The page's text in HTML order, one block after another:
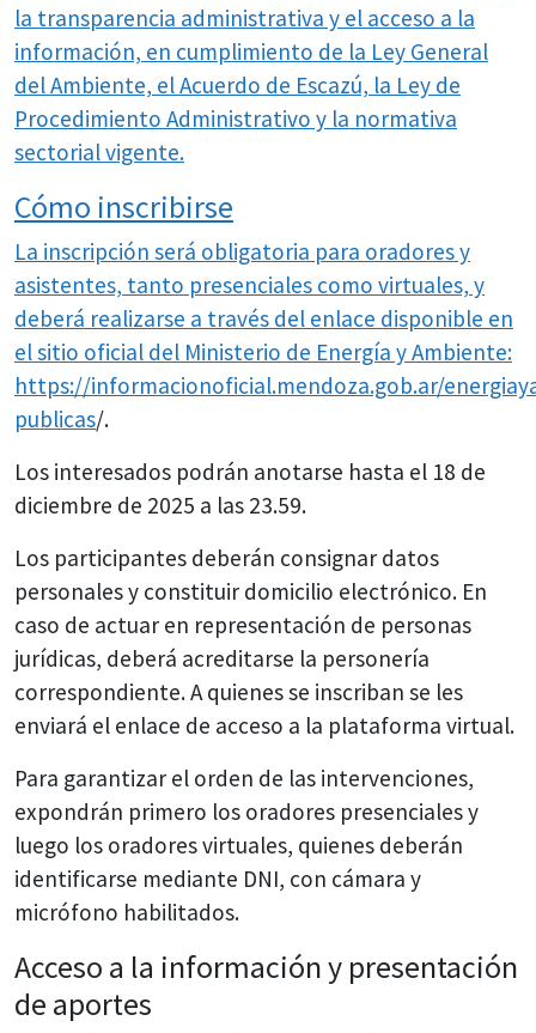
la transparencia administrativa y el acceso a la
información, en cumplimiento de la Ley General
del Ambiente, el Acuerdo de Escazú, la Ley de
Procedimiento Administrativo y la normativa
sectorial vigente.
Cómo inscribirse
La inscripción será obligatoria para oradores y
asistentes, tanto presenciales como virtuales, y
deberá realizarse a través del enlace disponible en
el sitio oficial del Ministerio de Energía y Ambiente:
https://informacionoficial.mendoza.gob.ar/
publicas/.
Los interesados podrán anotarse hasta el 18 de
diciembre de 2025 a las 23.59.
Los participantes deberán consignar datos
personales y constituir domicilio electrónico. En
caso de actuar en representación de personas
jurídicas, deberá acreditarse la personería
correspondiente. A quienes se inscriban se les
enviará el enlace de acceso a la plataforma virtual.
Para garantizar el orden de las intervenciones,
expondrán primero los oradores presenciales y
luego los oradores virtuales, quienes deberán
identificarse mediante DNI, con cámara y
micrófono habilitados.
Acceso a la información y presentación
de aportes